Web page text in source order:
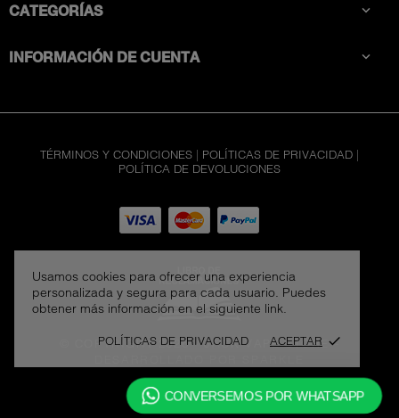
Usamos cookies para ofrecer una experiencia
personalizada y segura para cada usuario. Puedes
obtener más información en el siguiente link.
POLÍTICAS DE PRIVACIDAD ACEPTAR done
CATEGORÍAS 
INFORMACIÓN DE CUENTA 
CONVERSEMOS POR WHATSAPP
TÉRMINOS Y CONDICIONES | POLÍTICAS DE PRIVACIDAD |
POLÍTICA DE DEVOLUCIONES
© COPYRIGHT 2026 - JACK VAPE STORE-